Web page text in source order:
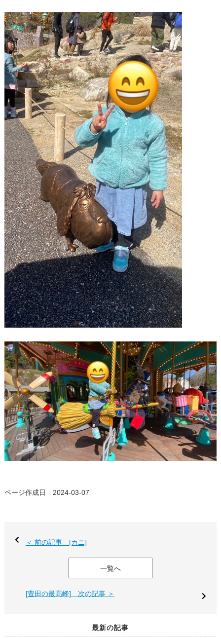
ページ作成日 2024-03-07
＜ 前の記事 [カニ]
一覧へ
[豊田の最高峰] 次の記事 ＞
最新の記事